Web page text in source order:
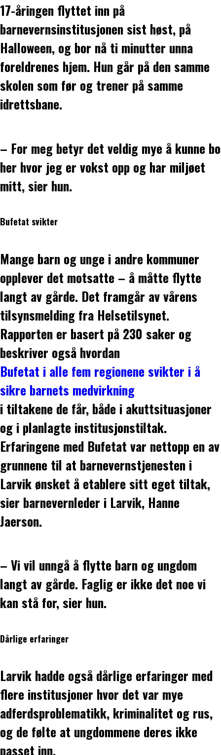
17-åringen flyttet inn på
barnevernsinstitusjonen sist høst, på
Halloween, og bor nå ti minutter unna
foreldrenes hjem. Hun går på den samme
skolen som før og trener på samme
idrettsbane.
– For meg betyr det veldig mye å kunne bo
her hvor jeg er vokst opp og har miljøet
mitt, sier hun.
Bufetat svikter
Mange barn og unge i andre kommuner
opplever det motsatte – å måtte flytte
langt av gårde. Det framgår av vårens
tilsynsmelding fra Helsetilsynet.
Rapporten er basert på 230 saker og
beskriver også hvordan
Bufetat i alle fem regionene svikter i å
sikre barnets medvirkning
i tiltakene de får, både i akuttsituasjoner
og i planlagte institusjonstiltak.
Erfaringene med Bufetat var nettopp en av
grunnene til at barnevernstjenesten i
Larvik ønsket å etablere sitt eget tiltak,
sier barnevernleder i Larvik, Hanne
Jaerson.
– Vi vil unngå å flytte barn og ungdom
langt av gårde. Faglig er ikke det noe vi
kan stå for, sier hun.
Dårlige erfaringer
Larvik hadde også dårlige erfaringer med
flere institusjoner hvor det var mye
adferdsproblematikk, kriminalitet og rus,
og de følte at ungdommene deres ikke
passet inn.